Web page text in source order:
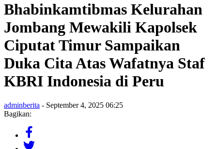
Bhabinkamtibmas Kelurahan
Jombang Mewakili Kapolsek
Ciputat Timur Sampaikan
Duka Cita Atas Wafatnya Staf
KBRI Indonesia di Peru
adminberita - September 4, 2025 06:25
Bagikan: